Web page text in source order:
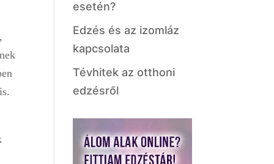
esetén?
Edzés és az izomláz
kapcsolata
Tévhitek az otthoni
edzésről